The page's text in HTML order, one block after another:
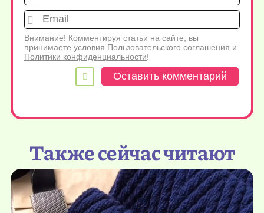
Внимание! Комментируя статьи на сайте, вы
принимаете условия Пользовательского соглашения и
Политики конфиденциальности!
Также сейчас читают